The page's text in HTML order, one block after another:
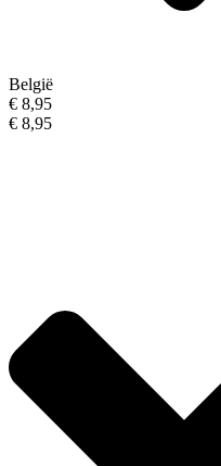
België
€ 8,95
€ 8,95